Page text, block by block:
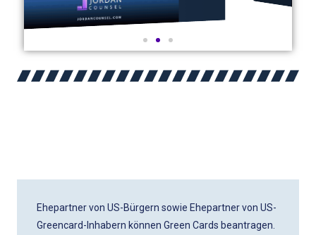
Ehepartner von US-Bürgern sowie Ehepartner von US-
Greencard-Inhabern können Green Cards beantragen.